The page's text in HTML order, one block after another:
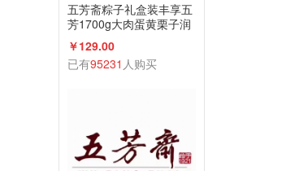
五芳斋粽子礼盒装丰享五
芳1700g大肉蛋黄栗子润
香蜜枣咸鸭蛋组合
￥129.00
已有95231 人购买